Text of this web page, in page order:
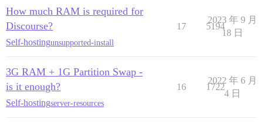
How much RAM is required for
Discourse?
Self-hostingunsupported-install
17 5194
2023 年 9 月
18 日
3G RAM + 1G Partition Swap -
is it enough?
Self-hostingserver-resources
16 1722
2022 年 6 月
4 日